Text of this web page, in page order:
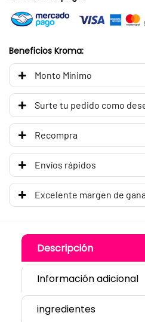
Beneficios Kroma:
Monto Mínimo
Surte tu pedido como
Recompra
Envíos rápidos
Excelente margen de
Descripción
Información adicional
ingredientes